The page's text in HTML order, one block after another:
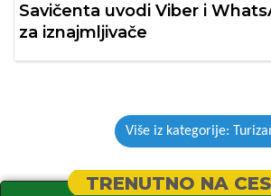
Savičenta uvodi Viber i
za iznajmljivače
Više iz kategorije:
TRENUTNO NA